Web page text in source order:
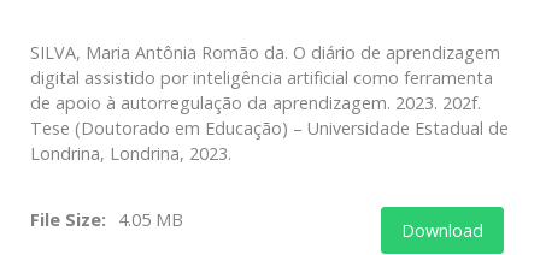
SILVA, Maria Antônia Romão da. O diário de aprendizagem
digital assistido por inteligência artificial como ferramenta
de apoio à autorregulação da aprendizagem. 2023. 202f.
Tese (Doutorado em Educação) – Universidade Estadual de
Londrina, Londrina, 2023.
File Size: 4.05 MB Download